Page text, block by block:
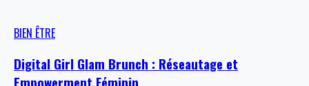
BIEN ÊTRE
Digital Girl Glam Brunch : Réseautage et
Empowerment Féminin